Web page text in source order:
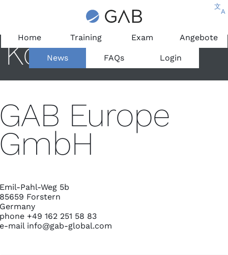
文
A
Home Training Exam Angebote
News FAQs Login
Kontakt
Europe
Emil-Pahl-Weg 5b
85659 Forstern
Germany
phone +49 162 251 58 83
e-mail info@gab-global.com